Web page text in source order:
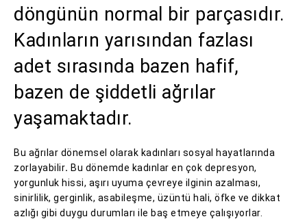
döngünün normal bir parçasıdır.
Kadınların yarısından fazlası
adet sırasında bazen hafif,
bazen de şiddetli ağrılar
yaşamaktadır.
Bu ağrılar dönemsel olarak kadınları sosyal hayatlarında
zorlayabilir. Bu dönemde kadınlar en çok depresyon,
yorgunluk hissi, aşırı uyuma çevreye ilginin azalması,
sinirlilik, gerginlik, asabileşme, üzüntü hali, öfke ve dikkat
azlığı gibi duygu durumları ile baş etmeye çalışıyorlar.